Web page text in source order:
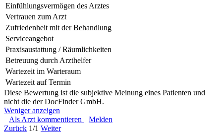
Einfühlungsvermögen des Arztes
Vertrauen zum Arzt
Zufriedenheit mit der Behandlung
Serviceangebot
Praxisaustattung / Räumlichkeiten
Betreuung durch Arzthelfer
Wartezeit im Warteraum
Wartezeit auf Termin
Diese Bewertung ist die subjektive Meinung eines Patienten und
nicht die der DocFinder GmbH.
Weniger anzeigen
Als Arzt kommentieren
Melden
Zurück 1/1 Weiter